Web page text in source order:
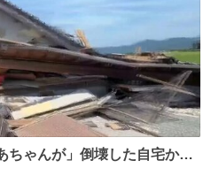
ちゃんが」倒壊した自宅から